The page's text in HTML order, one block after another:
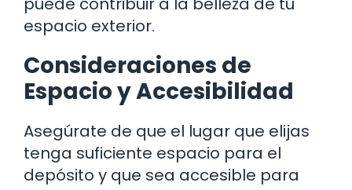
espacio exterior.
Consideraciones de
Espacio y Accesibilidad
Asegúrate de que el lugar que elijas
tenga suficiente espacio para el
depósito y que sea accesible para